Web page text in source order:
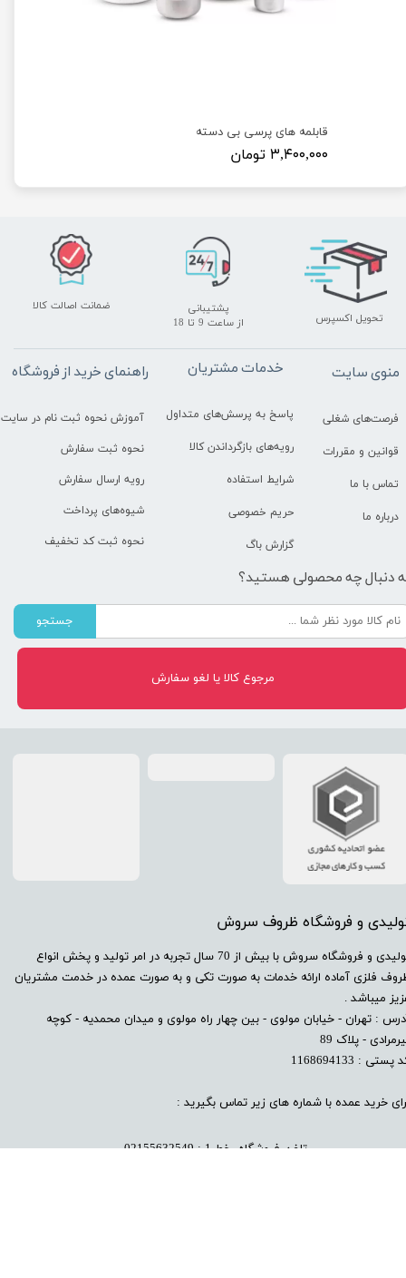
قابلمه های پرسی بی دسته
۳,۴۰۰,۰۰۰ تومان
و فروشگاه ظروف سروش
​تولیدی و فروشگاه سروش با بیش از 70 سال تجربه در امر تولید و پخش انواع
فلزی آماده ارائه خدمات به صورت تکی و به صورت عمده در خدمت مشتریان
میباشد .
: تهران - خیابان مولوی - بین چهار راه مولوی و میدان محمدیه - کوچه
- پلاک 89
پستی : 1168694133
خرید عمده با شماره های زیر تماس بگیرید :
تلفن فروشگاه خط 1 : 02155632549
تحویل اکسپرس
پشتیبانی
​​​​​​​از ساعت 9 تا 18
ضمانت اصالت کالا
راهنمای خرید از فروشگاه
آموزش نحوه ثبت نام در سایت
نحوه ثبت سفارش
رویه ارسال سفارش
شیوه‌های پرداخت
نحوه ثبت کد تخفیف
خدمات مشتریان
پاسخ به پرسش‌های متداول
رویه‌های بازگرداندن کالا
شرایط استفاده
حریم خصوصی
گزارش باگ
منوی سایت
فرصت‌های شغلی
قوانین و مقررات
تماس با ما
درباره ما
دنبال چه محصولی هستید؟
جستجو
مرجوع کالا یا لغو سفارش